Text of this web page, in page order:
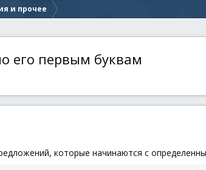
и прочее
его первым буквам
которые начинаются с